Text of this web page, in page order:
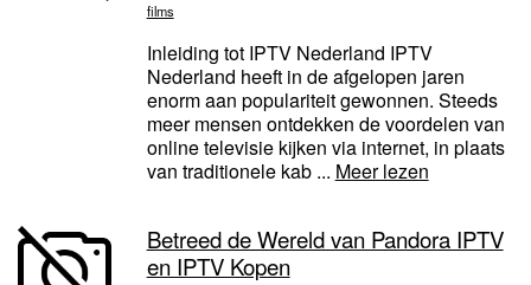
films
Inleiding tot IPTV Nederland IPTV
Nederland heeft in de afgelopen jaren
enorm aan populariteit gewonnen. Steeds
meer mensen ontdekken de voordelen van
online televisie kijken via internet, in plaats
van traditionele kab ... Meer lezen
Betreed de Wereld van Pandora IPTV
en IPTV Kopen